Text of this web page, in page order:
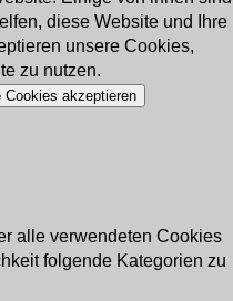
diese Website und Ihre
unsere Cookies,
zu nutzen.
Cookies akzeptieren
alle verwendeten Cookies
folgende Kategorien zu